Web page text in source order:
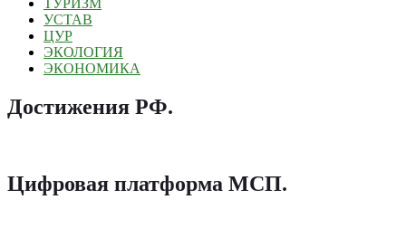
ТУРИЗМ
УСТАВ
ЦУР
ЭКОЛОГИЯ
ЭКОНОМИКА
Достижения РФ.
Цифровая платформа МСП.